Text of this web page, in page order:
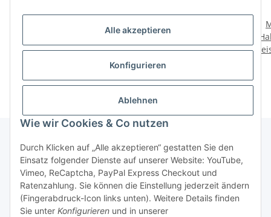
Alle akzeptieren
Konfigurieren
Ablehnen
Wie wir Cookies & Co nutzen
Durch Klicken auf „Alle akzeptieren“ gestatten Sie den
Einsatz folgender Dienste auf unserer Website: YouTube,
Vimeo, ReCaptcha, PayPal Express Checkout und
Ratenzahlung. Sie können die Einstellung jederzeit ändern
(Fingerabdruck-Icon links unten). Weitere Details finden
Sie unter Konfigurieren und in unserer
25mm reflex orange gold
Preise nach Anmeldung
Klick Halsband 38mm
Preise nach Anmeldung
sichtbar
Informationen
Gesetzliche Informationen